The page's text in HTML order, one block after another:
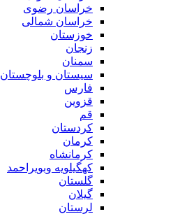
خراسان رضوی
خراسان شمالی
خوزستان
زنجان
سمنان
سیستان و بلوچستان
فارس
قزوین
قم
کردستان
کرمان
کرمانشاه
کهگیلویه وبویراحمد
گلستان
گیلان
لرستان